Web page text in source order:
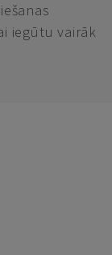
iegūtu vairāk